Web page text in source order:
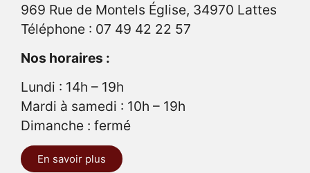
969 Rue de Montels Église, 34970 Lattes
Téléphone : 07 49 42 22 57
Nos horaires :
Lundi : 14h – 19h
Mardi à samedi : 10h – 19h
Dimanche : fermé
En savoir plus